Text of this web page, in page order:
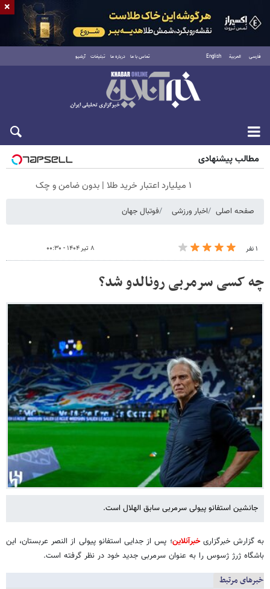
فارسی العربية English تماس با ما درباره ما تبلیغات آرشیو
جمعه ۱۶ مرداد ۱۴۰۵
مطالب پیشنهادی
۱ میلیارد اعتبار خرید طلا | بدون ضامن و چک
صفحه اصلی اخبار ورزشی فوتبال جهان
۱ نفر ۸ تیر ۱۴۰۴ - ۰۰:۳۰
چه کسی سرمربی رونالدو شد؟
جانشین استفانو پیولی سرمربی سابق الهلال است.
به گزارش خبرگزاریخبرآنلاین؛ پس از جدایی استفانو پیولی از النصر عربستان، این
باشگاه ژرژ ژسوس را به عنوان سرمربی جدید خود در نظر گرفته است.
خبرهای مرتبط
×